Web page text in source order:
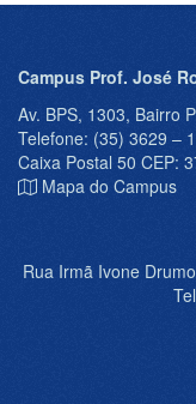
Campus Prof. José
Av. BPS, 1303, Bairro
Telefone: (35) 3629 –
Caixa Postal 50 CEP:
Mapa do Campus
Rua Irmã Ivone